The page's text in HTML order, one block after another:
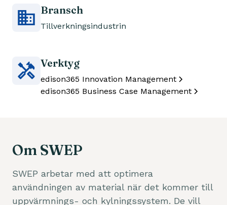
Bransch
Tillverkningsindustrin
Verktyg
edison365 Innovation Management
edison365 Business Case Management
Om SWEP
SWEP arbetar med att optimera
användningen av material när det kommer till
uppvärmnings- och kylningssystem. De vill